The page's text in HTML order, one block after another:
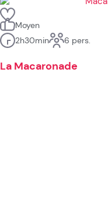
Moyen
2h30min
6 pers.
La Macaronade